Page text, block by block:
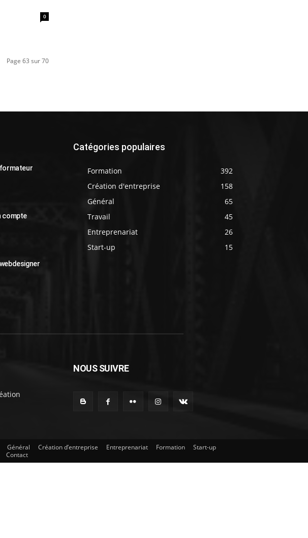
0
Page 63 sur 70
compte
Catégories populaires
Formation
392
Création d'entreprise
158
Général
65
Travail
45
Entreprenariat
26
Start-up
15
NOUS SUIVRE
Général Création d’entreprise Entreprenariat Formation
Start-up
Contact